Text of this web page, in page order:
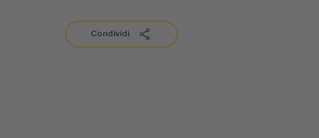
Condividi